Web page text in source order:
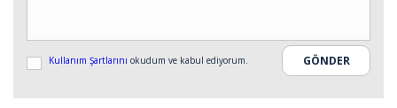
Kullanım Şartlarını okudum ve kabul ediyorum.